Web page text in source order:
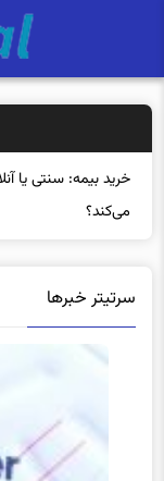
خرید بیمه: سنتی یا
می‌کند؟
سرتیتر خبرها